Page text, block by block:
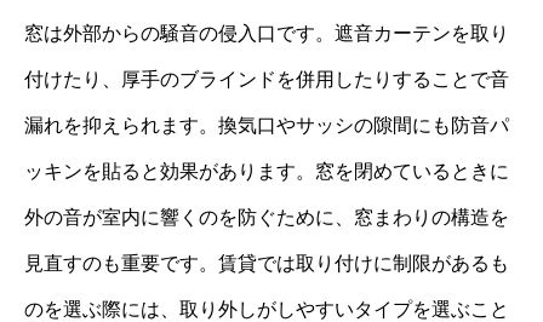
窓は外部からの騒音の侵入口です。遮音カーテンを取り
付けたり、厚手のブラインドを併用したりすることで音
漏れを抑えられます。換気口やサッシの隙間にも防音パ
ッキンを貼ると効果があります。窓を閉めているときに
外の音が室内に響くのを防ぐために、窓まわりの構造を
見直すのも重要です。賃貸では取り付けに制限があるも
のを選ぶ際には、取り外しがしやすいタイプを選ぶこと